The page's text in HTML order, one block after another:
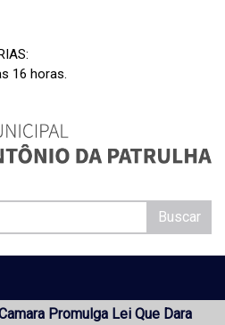
Aberta
16 horas.
Buscar
Promulga Lei Que Dara